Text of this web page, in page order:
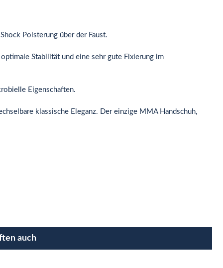
Polsterung über der Faust.
Stabilität und eine sehr gute Fixierung im
Eigenschaften.
klassische Eleganz. Der einzige MMA Handschuh,
auch